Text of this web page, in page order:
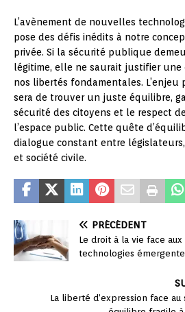
L’avènement de nouvelles
pose des défis inédits à notre
privée. Si la sécurité publique
légitime, elle ne saurait justifier une
nos libertés fondamentales. L’enjeu
sera de trouver un juste équilibre,
sécurité des citoyens et le respect
l’espace public. Cette quête
dialogue constant entre
et société civile.
PRÉCÉDENT
Le droit à la vie face
technologies
La liberté d’expression face au